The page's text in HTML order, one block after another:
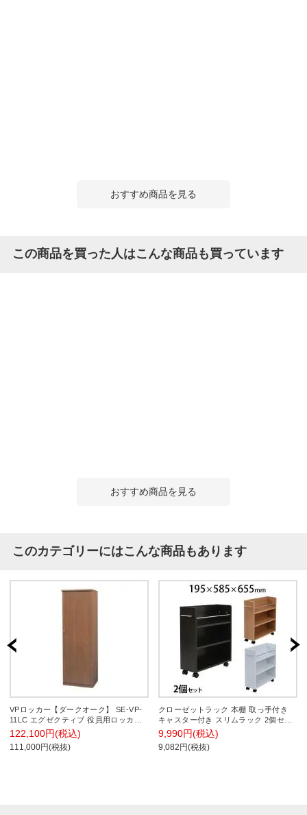
おすすめ商品を見る
この商品を買った人はこんな商品も買っています
おすすめ商品を見る
このカテゴリーにはこんな商品もあります
VPロッカー【ダークオーク】 SE-VP-
11LC エグゼクティブ 役員用ロッカー
役員用家具 ワードローブ 木製 ロッカ
ー オフィス 収納
122,100円(税込)
111,000円(税抜)
クローゼットラック 本棚 取っ手付き
キャスター付き スリムラック 2個セッ
ト 収納 ラック ワゴン クローゼット用
本棚 幅195×奥行585×高さ655mm |
SGT-0128
9,990円(税込)
9,082円(税抜)